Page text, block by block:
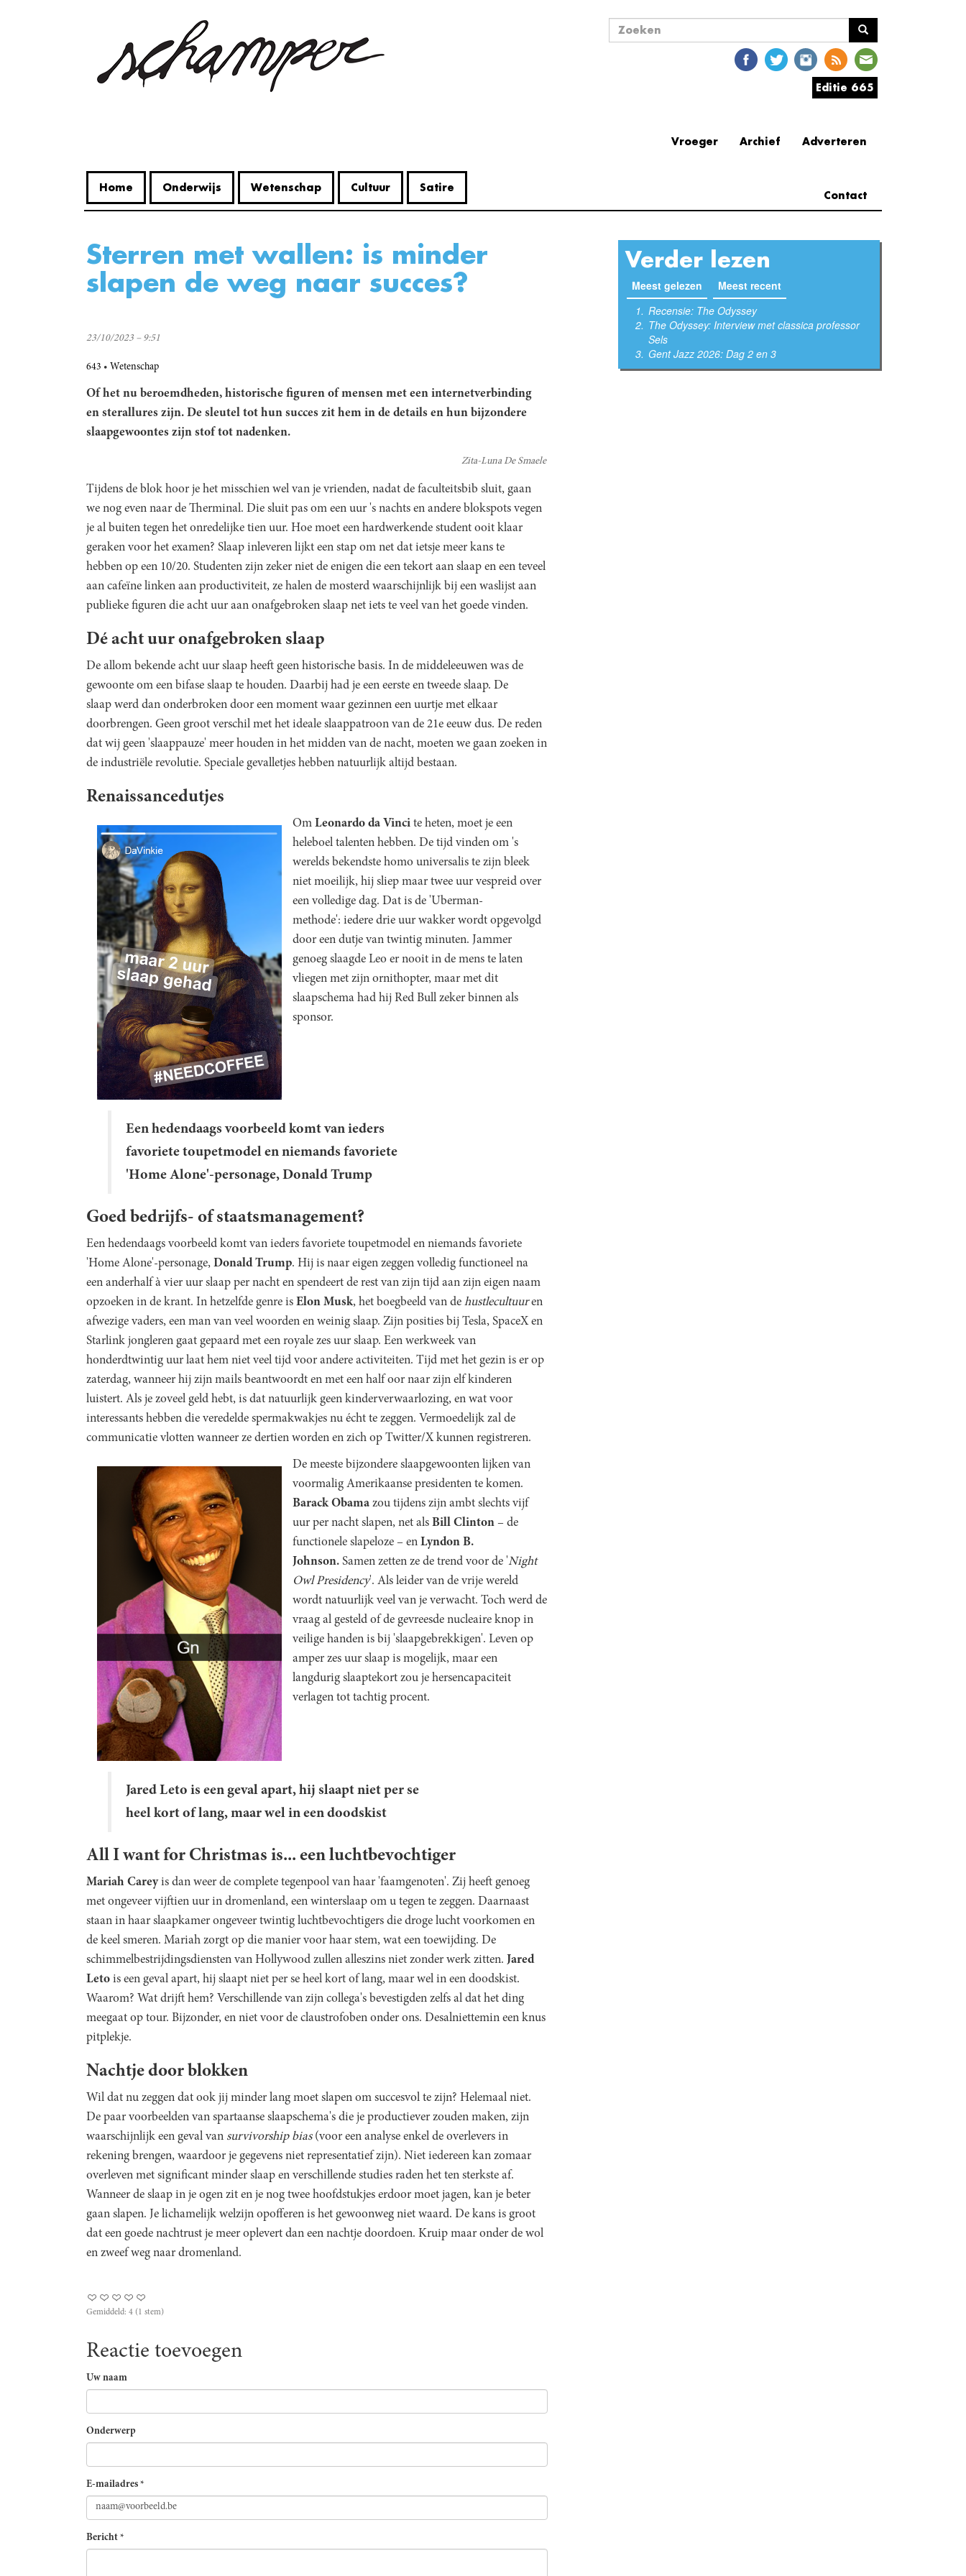
Home Onderwijs Wetenschap Cultuur Satire
Zoekveld
Editie 665
Adverteren
Archief
Vroeger
Contact
Sterren met wallen: is minder
slapen de weg naar succes?
23/10/2023 – 9:51
643 Wetenschap
Of het nu beroemdheden, historische figuren of mensen met een internetverbinding
en sterallures zijn. De sleutel tot hun succes zit hem in de details en hun bijzondere
slaapgewoontes zijn stof tot nadenken.
Zita-Luna De Smaele
Tijdens de blok hoor je het misschien wel van je vrienden, nadat de faculteitsbib sluit, gaan
we nog even naar de Therminal. Die sluit pas om een uur 's nachts en andere blokspots vegen
je al buiten tegen het onredelijke tien uur. Hoe moet een hardwerkende student ooit klaar
geraken voor het examen? Slaap inleveren lijkt een stap om net dat ietsje meer kans te
hebben op een 10/20. Studenten zijn zeker niet de enigen die een tekort aan slaap en een teveel
aan cafeïne linken aan productiviteit, ze halen de mosterd waarschijnlijk bij een waslijst aan
publieke figuren die acht uur aan onafgebroken slaap net iets te veel van het goede vinden.
Dé acht uur onafgebroken slaap
De allom bekende acht uur slaap heeft geen historische basis. In de middeleeuwen was de
gewoonte om een bifase slaap te houden. Daarbij had je een eerste en tweede slaap. De
slaap werd dan onderbroken door een moment waar gezinnen een uurtje met elkaar
doorbrengen. Geen groot verschil met het ideale slaappatroon van de 21e eeuw dus. De reden
dat wij geen 'slaappauze' meer houden in het midden van de nacht, moeten we gaan zoeken in
de industriële revolutie. Speciale gevalletjes hebben natuurlijk altijd bestaan.
Renaissancedutjes
Om Leonardo da Vincite heten, moet je een
heleboel talenten hebben. De tijd vinden om 's
werelds bekendste homo universalis te zijn bleek
niet moeilijk, hij sliep maar twee uur vespreid over
een volledige dag. Dat is de 'Uberman-
methode': iedere drie uur wakker wordt opgevolgd
door een dutje van twintig minuten. Jammer
genoeg slaagde Leo er nooit in de mens te laten
vliegen met zijn ornithopter, maar met dit
slaapschema had hij Red Bull zeker binnen als
sponsor.
Een hedendaags voorbeeld komt van ieders
favoriete toupetmodel en niemands favoriete
'Home Alone'-personage, Donald Trump
Goed bedrijfs- of staatsmanagement?
Een hedendaags voorbeeld komt van ieders favoriete toupetmodel en niemands favoriete
'Home Alone'-personage, Donald Trump. Hij is naar eigen zeggen volledig functioneel na
een anderhalf à vier uur slaap per nacht en spendeert de rest van zijn tijd aan zijn eigen naam
opzoeken in de krant. In hetzelfde genre is Elon Musk, het boegbeeld van de hustlecultuuren
afwezige vaders, een man van veel woorden en weinig slaap. Zijn posities bij Tesla, SpaceX en
Starlink jongleren gaat gepaard met een royale zes uur slaap. Een werkweek van
honderdtwintig uur laat hem niet veel tijd voor andere activiteiten. Tijd met het gezin is er op
zaterdag, wanneer hij zijn mails beantwoordt en met een half oor naar zijn elf kinderen
luistert. Als je zoveel geld hebt, is dat natuurlijk geen kinderverwaarlozing, en wat voor
interessants hebben die veredelde spermakwakjes nu écht te zeggen. Vermoedelijk zal de
communicatie vlotten wanneer ze dertien worden en zich op Twitter/X kunnen registreren.
De meeste bijzondere slaapgewoonten lijken van
voormalig Amerikaanse presidenten te komen.
Barack Obamazou tijdens zijn ambt slechts vijf
uur per nacht slapen, net als Bill Clinton– de
functionele slapeloze – enLyndon B.
Johnson.Samen zetten ze de trend voor de 'Night
Owl Presidency'. Als leider van de vrije wereld
wordt natuurlijk veel van je verwacht. Toch werd de
vraag al gesteld of de gevreesde nucleaire knop in
veilige handen is bij 'slaapgebrekkigen'. Leven op
amper zes uur slaap is mogelijk, maar een
langdurig slaaptekort zou je hersencapaciteit
verlagen tot tachtig procent.
Jared Leto is een geval apart, hij slaapt niet per se
heel kort of lang, maar wel in een doodskist
All I want for Christmas is... een luchtbevochtiger
Mariah Careyis dan weer de complete tegenpool van haar 'faamgenoten'. Zij heeft genoeg
met ongeveer vijftien uur in dromenland, een winterslaap om u tegen te zeggen. Daarnaast
staan in haar slaapkamer ongeveer twintig luchtbevochtigers die droge lucht voorkomen en
de keel smeren. Mariah zorgt op die manier voor haar stem, wat een toewijding. De
schimmelbestrijdingsdiensten van Hollywood zullen alleszins niet zonder werk zitten. Jared
Leto is een geval apart, hij slaapt niet per se heel kort of lang, maar wel in een doodskist.
Waarom? Wat drijft hem? Verschillende van zijn collega's bevestigden zelfs al dat het ding
meegaat op tour. Bijzonder, en niet voor de claustrofoben onder ons. Desalniettemin een knus
pitplekje.
Nachtje door blokken
Wil dat nu zeggen dat ook jij minder lang moet slapen om succesvol te zijn? Helemaal niet.
De paar voorbeelden van spartaanse slaapschema's die je productiever zouden maken, zijn
waarschijnlijk een geval van survivorship bias (voor een analyse enkel de overlevers in
rekening brengen, waardoor je gegevens niet representatief zijn). Niet iedereen kan zomaar
overleven met significant minder slaap en verschillende studies raden het ten sterkste af.
Wanneer de slaap in je ogen zit en je nog twee hoofdstukjes erdoor moet jagen, kan je beter
gaan slapen. Je lichamelijk welzijn opofferen is het gewoonweg niet waard. De kans is groot
dat een goede nachtrust je meer oplevert dan een nachtje doordoen. Kruip maar onder de wol
en zweef weg naar dromenland.
Gemiddeld: 4 (1 stem)
Reactie toevoegen
Uw naam
Onderwerp
E-mailadres *
Bericht *
Verder lezen
Meest gelezen (actieve tabblad)
Meest recent
Recensie: The Odyssey
The Odyssey: Interview met classica professor
Sels
Gent Jazz 2026: Dag 2 en 3